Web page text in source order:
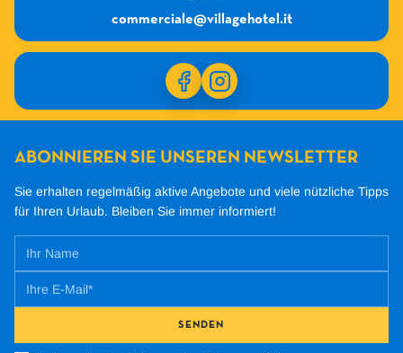
commerciale@villagehotel.it
ABONNIEREN SIE UNSEREN NEWSLETTER
Sie erhalten regelmäßig aktive Angebote und viele nützliche Tipps
für Ihren Urlaub. Bleiben Sie immer informiert!
SENDEN